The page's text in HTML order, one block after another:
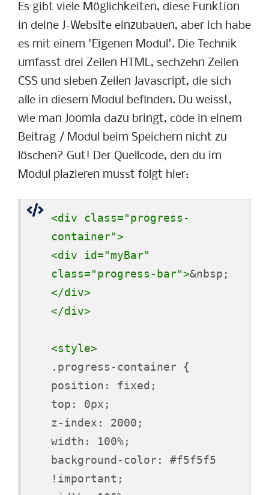
Es gibt viele Möglichkeiten, diese Funktion
in deine J-Website einzubauen, aber ich habe
es mit einem 'Eigenen Modul'. Die Technik
umfasst drei Zeilen HTML, sechzehn Zeilen
CSS und sieben Zeilen Javascript, die sich
alle in diesem Modul befinden. Du weisst,
wie man Joomla dazu bringt, code in einem
Beitrag / Modul beim Speichern nicht zu
löschen? Gut! Der Quellcode, den du im
Modul plazieren musst folgt hier:
<div class="progress-
container">
<div id="myBar"
class="progress-bar">&nbsp;
</div>
</div>
<style>
.progress-container {
position: fixed;
top: 0px;
z-index: 2000;
width: 100%;
background-color: #f5f5f5
!important;